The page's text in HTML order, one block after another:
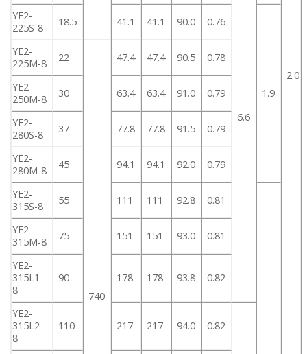
2.0
6.6
YE2-
225S-8
18.5 41.1 41.1 90.0 0.76
1.9
YE2-
225M-8
22
740
47.4 47.4 90.5 0.78
YE2-
250M-8
30 63.4 63.4 91.0 0.79
YE2-
280S-8
37 77.8 77.8 91.5 0.79
YE2-
280M-8
45 94.1 94.1 92.0 0.79
YE2-
315S-8
55 111 111 92.8 0.81
YE2-
315M-8
75 151 151 93.0 0.81
YE2-
315L1-
8
90 178 178 93.8 0.82
YE2-
315L2-
8
110 217 217 94.0 0.82